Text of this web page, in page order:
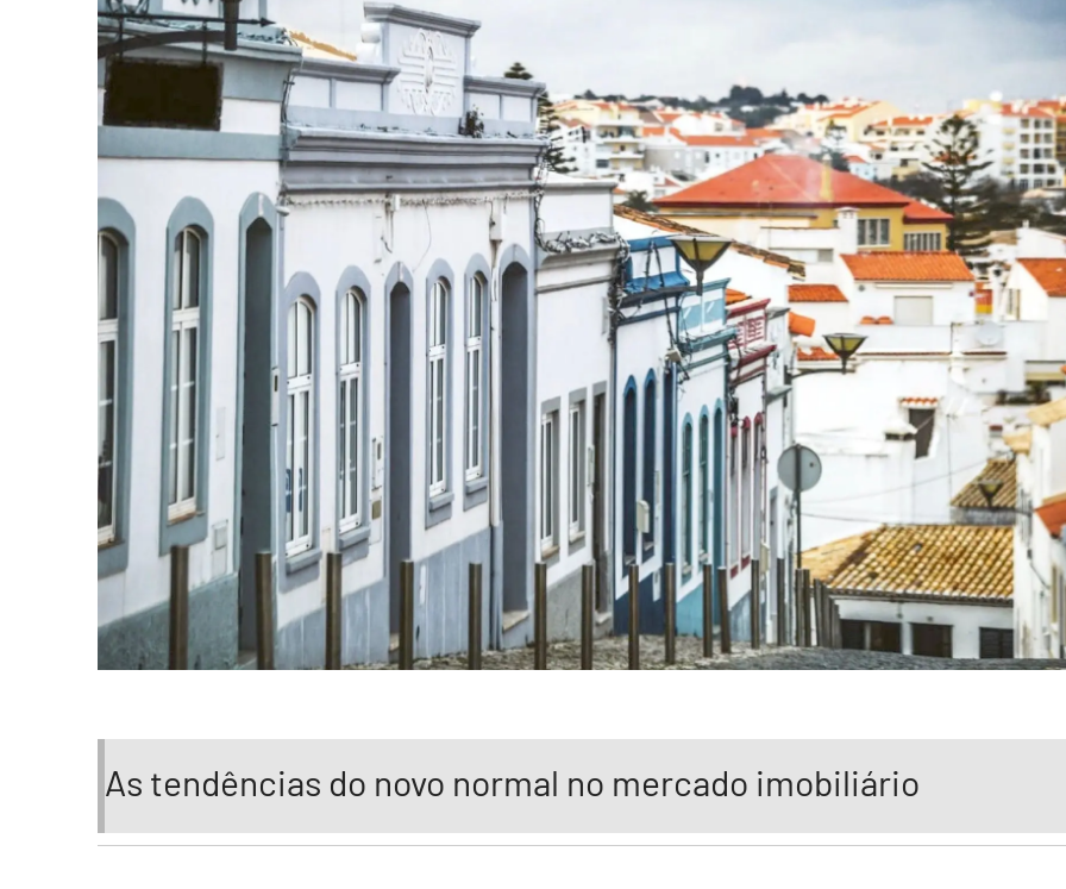
As tendências do novo normal no mercado imobiliário